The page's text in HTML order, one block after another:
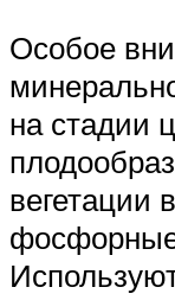
Особое
на стадии
вегетации